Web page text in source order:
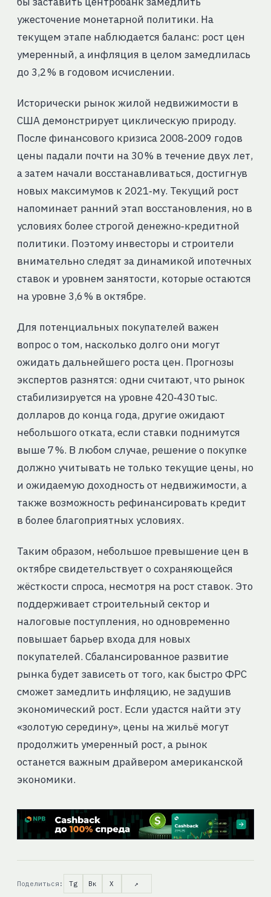
ужесточение монетарной политики. На
текущем этапе наблюдается баланс: рост цен
умеренный, а инфляция в целом замедлилась
до 3,2 % в годовом исчислении.
Исторически рынок жилой недвижимости в
США демонстрирует циклическую природу.
После финансового кризиса 2008‑2009 годов
цены падали почти на 30 % в течение двух лет,
а затем начали восстанавливаться, достигнув
новых максимумов к 2021‑му. Текущий рост
напоминает ранний этап восстановления, но в
условиях более строгой денежно‑кредитной
политики. Поэтому инвесторы и строители
внимательно следят за динамикой ипотечных
ставок и уровнем занятости, которые остаются
на уровне 3,6 % в октябре.
Для потенциальных покупателей важен
вопрос о том, насколько долго они могут
ожидать дальнейшего роста цен. Прогнозы
экспертов разнятся: одни считают, что рынок
стабилизируется на уровне 420‑430 тыс.
долларов до конца года, другие ожидают
небольшого отката, если ставки поднимутся
выше 7 %. В любом случае, решение о покупке
должно учитывать не только текущие цены, но
и ожидаемую доходность от недвижимости, а
также возможность рефинансировать кредит
в более благоприятных условиях.
Таким образом, небольшое превышение цен в
октябре свидетельствует о сохраняющейся
жёсткости спроса, несмотря на рост ставок. Это
поддерживает строительный сектор и
налоговые поступления, но одновременно
повышает барьер входа для новых
покупателей. Сбалансированное развитие
рынка будет зависеть от того, как быстро ФРС
сможет замедлить инфляцию, не задушив
экономический рост. Если удастся найти эту
«золотую середину», цены на жильё могут
продолжить умеренный рост, а рынок
останется важным драйвером американской
экономики.
Поделиться: Tg Вк X ↗